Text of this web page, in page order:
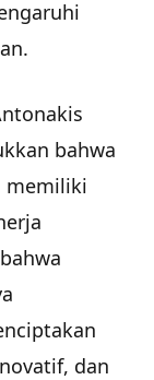
bahwa
memiliki
dan